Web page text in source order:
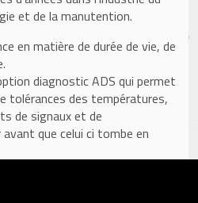
et de la manutention.
en matière de durée de vie, de
diagnostic ADS qui permet
tolérances des températures,
de signaux et de
que celui ci tombe en